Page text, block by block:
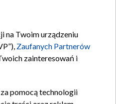
na Twoim urządzeniu
Zaufanych Partnerów
zainteresowań i
pomocą technologii